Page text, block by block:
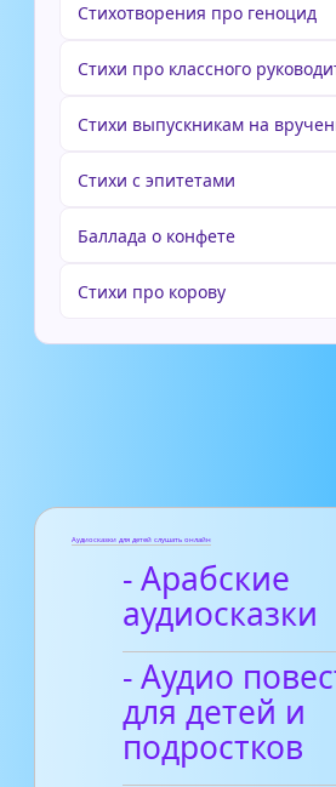
Стихотворения про геноцид
Стихи про классного
Стихи выпускникам на
Стихи с эпитетами
Баллада о конфете
Стихи про корову
Аудиосказки для детей слушать онлайн
- Арабские
аудиосказки
- Аудио
для детей и
подростков